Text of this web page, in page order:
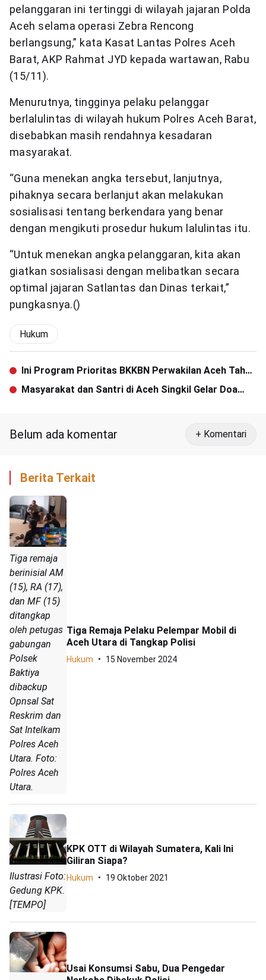
pelanggaran ini tertinggi di wilayah jajaran Polda
Aceh selama operasi Zebra Rencong
berlangsung,” kata Kasat Lantas Polres Aceh
Barat, AKP Rahmat JYD kepada wartawan, Rabu
(15/11).
Menurutnya, tingginya pelaku pelanggar
berlalulintas di wilayah hukum Polres Aceh Barat,
disebabkan masih rendahnya kesadaran
masyarakat.
“Guna menekan angka tersebut, lanjutnya,
pihaknya secara berlanjut akan melakukan
sosialisasi tentang berkendara yang benar
dengan mengikuti prosedur hukum lalulintas itu.
“Untuk menekan angka pelanggaran, kita akan
giatkan sosialisasi dengan melibatkan secara
optimal jajaran Satlantas dan Dinas terkait,”
pungkasnya.()
Hukum
Ini Program Prioritas BKKBN Perwakilan Aceh Tahun
2018
Masyarakat dan Santri di Aceh Singkil Gelar Doa
Belum ada komentar + Komentari
Berita Terkait
Tiga remaja
berinisial AM
(15), RA (17),
dan MF (15)
ditangkap
oleh petugas
gabungan
Polsek
Baktiya
dibackup
Opnsal Sat
Reskrim dan
Sat Intelkam
Polres Aceh
Utara. Foto:
Polres Aceh
Utara.
Tiga Remaja Pelaku Pelempar Mobil di
Aceh Utara di Tangkap Polisi
Hukum 15 November 2024
Ilustrasi Foto:
Gedung KPK.
[TEMPO]
KPK OTT di Wilayah Sumatera, Kali Ini
Giliran Siapa?
Hukum 19 Oktober 2021
Usai Konsumsi Sabu, Dua Pengedar